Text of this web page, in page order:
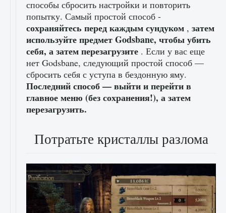
способы сбросить настройки и повторить
попытку. Самый простой способ -
сохраняйтесь перед каждым сундуком , затем
используйте предмет Godsbane, чтобы убить
себя, а затем перезагрузите . Если у вас еще
нет Godsbane, следующий простой способ —
сбросить себя с уступа в бездонную яму.
Последний способ — выйти и перейти в
главное меню (без сохранения!), а затем
перезагрузить.
Потратьте кристаллы разлома